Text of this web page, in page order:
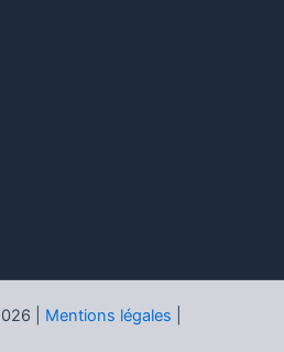
| Mentions légales